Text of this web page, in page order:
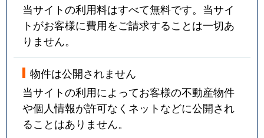
当サイトの利用料はすべて無料です。当サイ
トがお客様に費用をご請求することは一切あ
りません。
物件は公開されません
当サイトの利用によってお客様の不動産物件
や個人情報が許可なくネットなどに公開され
ることはありません。